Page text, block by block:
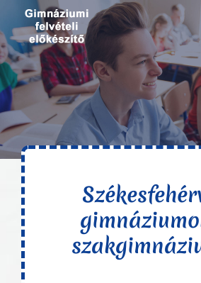
Kihagyás